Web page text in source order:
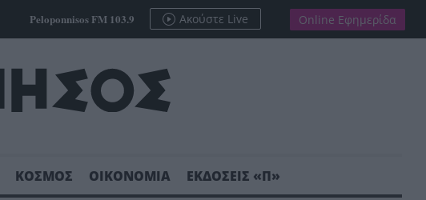
Peloponnisos FM 103.9 Ακούστε Live Online Εφημερίδα
ΚΟΣΜΟΣ ΟΙΚΟΝΟΜΙΑ ΕΚΔΟΣΕΙΣ «Π»